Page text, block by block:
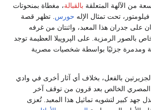
من الآلهة المتعلقة بالقبالة، مغطاة بمنحوتات
تحت تمثال الإله حورس. تظهر قصة
على جدران هذا المعبد، واثنتان من غرفه
بالصور الرمزية. على الپروپيلا العظيمة توجد
ومدمرة جزئيًا بواسطة شخصيات مصرية
بالفعل، بخلاف أي آثار أخرى في وادي
المصري الخالص بعد قرون من توقف آخر
جهد كبير لتشويه تماثيل هذا المعبد. تُعزى